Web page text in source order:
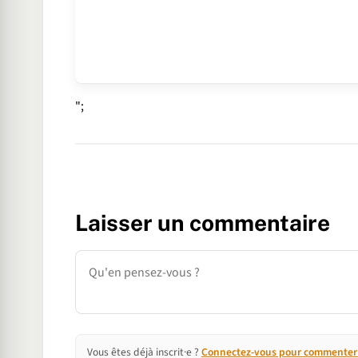
";
Laisser un commentaire
Commentaire
Vous êtes déjà inscrit·e ? Connectez-vous pour